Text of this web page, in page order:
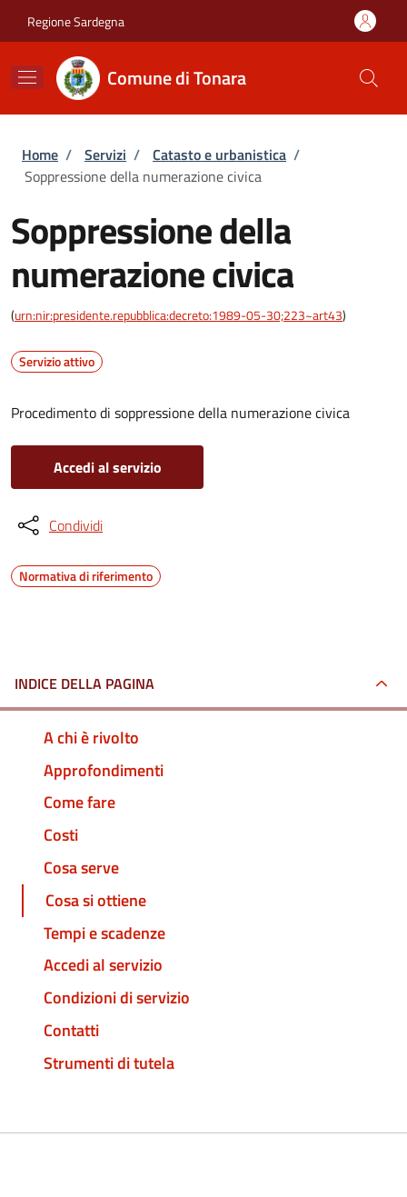
Regione Sardegna
Comune di Tonara
Briciole di pane
Home / Servizi / Catasto e urbanistica /
Soppressione della numerazione civica
Soppressione della
numerazione civica
(urn:nir:presidente.repubblica:decreto:1989-05-30;223~art43)
Servizio attivo
Procedimento di soppressione della numerazione civica
Accedi al servizio
Condividi
Normativa di riferimento
INDICE DELLA PAGINA
A chi è rivolto
Approfondimenti
Come fare
Costi
Cosa serve
Cosa si ottiene
Tempi e scadenze
Accedi al servizio
Condizioni di servizio
Contatti
Strumenti di tutela